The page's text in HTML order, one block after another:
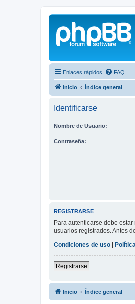
Enlaces rápidos FAQ
Inicio Índice general
Identificarse
Nombre de Usuario:
Contraseña:
REGISTRARSE
Para autenticarse debe
usuarios registrados. Antes
Condiciones de uso
Registrarse
Inicio Índice general